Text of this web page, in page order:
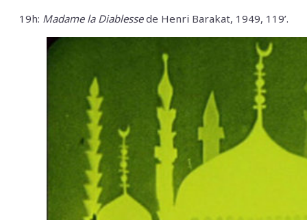
19h: Madame la Diablessede Henri Barakat, 1949, 119’.